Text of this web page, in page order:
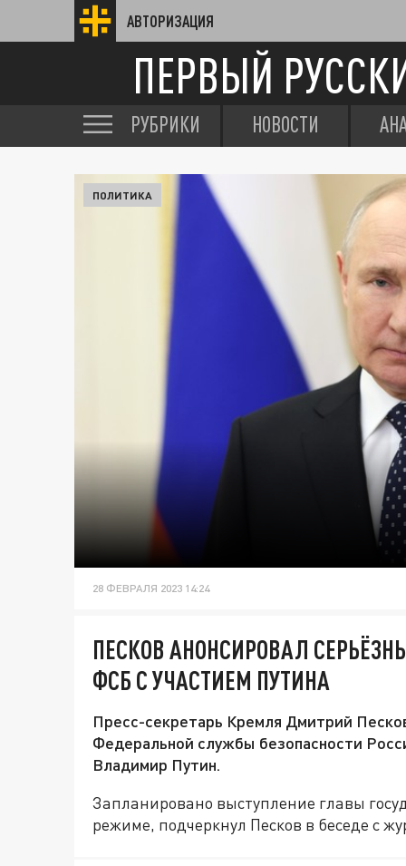
АВТОРИЗАЦИЯ
ПЕРВЫЙ
РУБРИКИ НОВОСТИ
ПОЛИТИКА
28 ФЕВРАЛЯ 2023 14:24
ПЕСКОВ АНОНСИРОВАЛ
ФСБ С УЧАСТИЕМ ПУТИНА
Пресс-секретарь Кремля Дмитрий
Федеральной службы безопасности
Владимир Путин.
Запланировано выступление главы
режиме, подчеркнул Песков в беседе с